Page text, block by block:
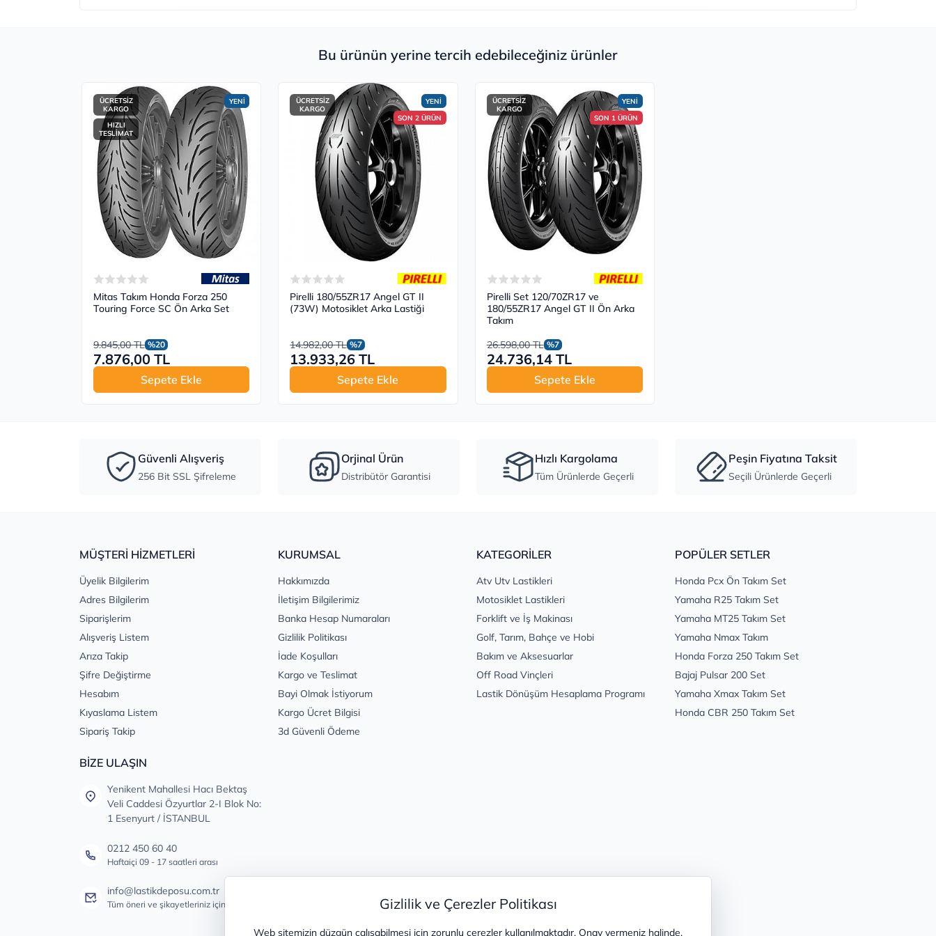
Gizlilik ve Çerezler Politikası
Web sitemizin düzgün çalışabilmesi için zorunlu çerezler kullanılmaktadır. Onay vermeniz halinde,
Bu ürünün yerine tercih edebileceğiniz ürünler
YENİ
ÜCRETSİZ
KARGO
HIZLI
TESLİMAT
Mitas Takım Honda Forza 250
Touring Force SC Ön Arka Set
9.845,00 TL %20
7.876,00 TL
Sepete Ekle
YENİ
SON 2 ÜRÜN
ÜCRETSİZ
KARGO
Pirelli 180/55ZR17 Angel GT II
(73W) Motosiklet Arka Lastiği
14.982,00 TL %7
13.933,26 TL
Sepete Ekle
YENİ
SON 1 ÜRÜN
ÜCRETSİZ
KARGO
Pirelli Set 120/70ZR17 ve
180/55ZR17 Angel GT II Ön Arka
Takım
26.598,00 TL %7
24.736,14 TL
Sepete Ekle
Güvenli Alışveriş
256 Bit SSL Şifreleme
Orjinal Ürün
Distribütör Garantisi
Hızlı Kargolama
Tüm Ürünlerde Geçerli
Peşin Fiyatına Taksit
Seçili Ürünlerde Geçerli
MÜŞTERİ HİZMETLERİ
Üyelik Bilgilerim
Adres Bilgilerim
Siparişlerim
Alışveriş Listem
Arıza Takip
Şifre Değiştirme
Hesabım
Kıyaslama Listem
Sipariş Takip
KURUMSAL
Hakkımızda
İletişim Bilgilerimiz
Banka Hesap Numaraları
Gizlilik Politikası
İade Koşulları
Kargo ve Teslimat
Bayi Olmak İstiyorum
Kargo Ücret Bilgisi
3d Güvenli Ödeme
KATEGORİLER
Atv Utv Lastikleri
Motosiklet Lastikleri
Forklift ve İş Makinası
Golf, Tarım, Bahçe ve Hobi
Bakım ve Aksesuarlar
Off Road Vinçleri
Lastik Dönüşüm Hesaplama Programı
POPÜLER SETLER
Honda Pcx Ön Takım Set
Yamaha R25 Takım Set
Yamaha MT25 Takım Set
Yamaha Nmax Takım
Honda Forza 250 Takım Set
Bajaj Pulsar 200 Set
Yamaha Xmax Takım Set
Honda CBR 250 Takım Set
BİZE ULAŞIN
Yenikent Mahallesi Hacı Bektaş
Veli Caddesi Özyurtlar 2-I Blok No:
1 Esenyurt / İSTANBUL
0212 450 60 40
Haftaiçi 09 - 17 saatleri arası
info@lastikdeposu.com.tr
Tüm öneri ve şikayetleriniz için